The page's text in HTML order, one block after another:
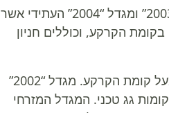
הפרויקט כולל ארבעה מגדלים: המגדל המערבי “2001”, מגדל “2002”, המגדל המזרחי “2003” ומגדל “2004” העתידי אשר
הקרקע, וכוללים חניון
המגדל המערבי “2001” משתרע על שטח של כ-31,000 מ”ר וכולל 11 קומות משרדים מעל קומת הקרקע. מגדל “2002”
הקרקע ושתי קומות גג טכני. המגדל המזרחי